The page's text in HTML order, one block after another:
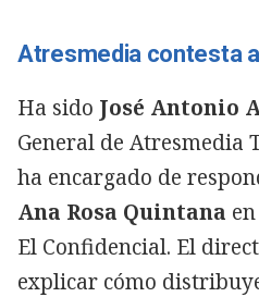
Atresmedia contesta
Ha sido José Antonio
General de Atresmedia
ha encargado de
Ana Rosa Quintana
El Confidencial. El
explicar cómo